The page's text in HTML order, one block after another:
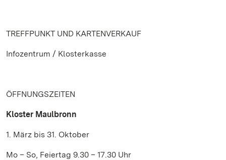
TREFFPUNKT UND KARTENVERKAUF
Infozentrum / Klosterkasse
ÖFFNUNGSZEITEN
Kloster Maulbronn
1. März bis 31. Oktober
Mo – So, Feiertag 9.30 – 17.30 Uhr